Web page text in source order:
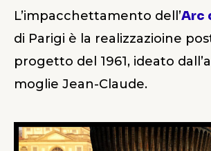
L’impacchettamento dell’Arc
di Parigi è la realizzazioine
progetto del 1961, ideato
moglie Jean-Claude.